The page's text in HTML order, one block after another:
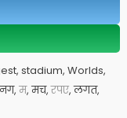
stadium, Worlds,
म, मच,रपए, लगत,